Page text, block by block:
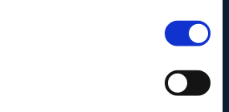
a Trnavskom kraji (iné
aj ďalšie roky.